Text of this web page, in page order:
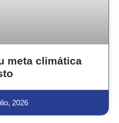
meta climática
2026